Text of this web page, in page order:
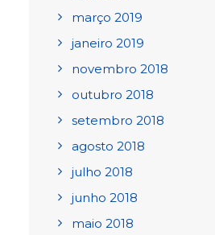
março 2019
janeiro 2019
novembro 2018
outubro 2018
setembro 2018
agosto 2018
julho 2018
junho 2018
maio 2018